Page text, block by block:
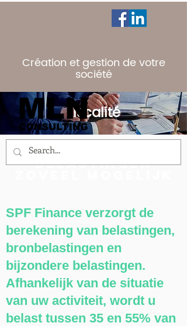
Création et gestion de votre
société
Fiscalité
We verlagen uw
belastingen
SPF Finance verzorgt de
berekening van belastingen,
bronbelastingen en
bijzondere belastingen.
Afhankelijk van de situatie
van uw activiteit, wordt u
belast tussen 35 en 55% van